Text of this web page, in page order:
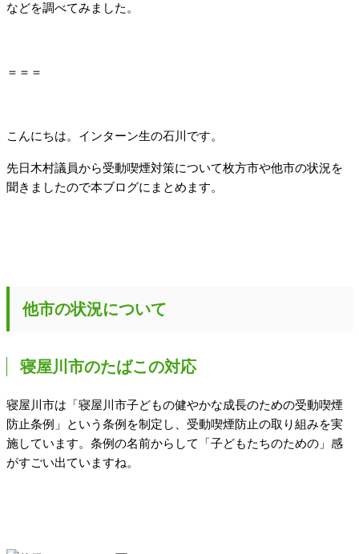
などを調べてみました。
＝＝＝
こんにちは。インターン生の石川です。
先日木村議員から受動喫煙対策について枚方市や他市の状況を
聞きましたので本ブログにまとめます。
他市の状況について
寝屋川市のたばこの対応
寝屋川市は「寝屋川市子どもの健やかな成長のための受動喫煙
防止条例」という条例を制定し、受動喫煙防止の取り組みを実
施しています。条例の名前からして「子どもたちのための」感
がすごい出ていますね。